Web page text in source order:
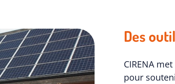
Des
CIRENA
pour